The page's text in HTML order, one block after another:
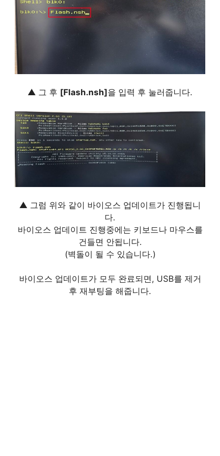
▲ 그 후 [Flash.nsh]을 입력 후 눌러줍니다.
▲ 그럼 위와 같이 바이오스 업데이트가 진행됩니
다.
바이오스 업데이트 진행중에는 키보드나 마우스를
건들면 안됩니다.
(벽돌이 될 수 있습니다.)
바이오스 업데이트가 모두 완료되면, USB를 제거
후 재부팅을 해줍니다.